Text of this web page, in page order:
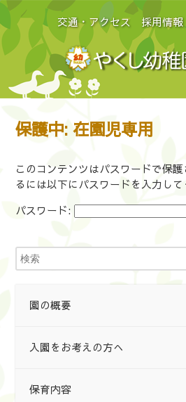
交通・アクセス 採用情報
保護中: 在園児専用
このコンテンツはパスワードで保
るには以下にパスワードを入力して
パスワード:
園の概要
入園をお考えの方へ
保育内容